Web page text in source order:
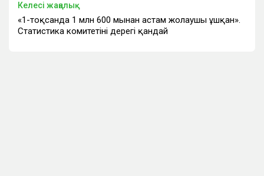
Келесі жаңалық
«1-тоқсанда 1 млн 600 мыңнан астам жолаушы ұшқан».
Статистика комитетінің дерегі қандай